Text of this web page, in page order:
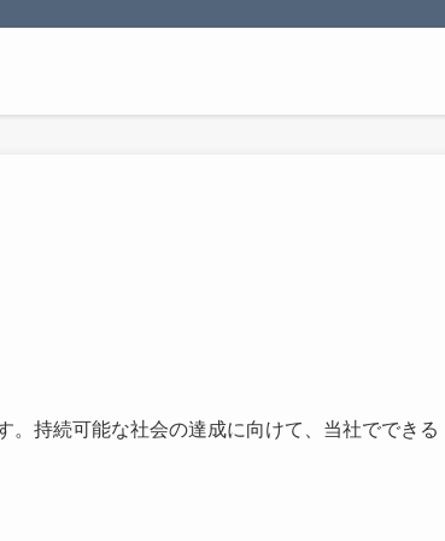
持続可能な社会の達成に向けて、当社でできる